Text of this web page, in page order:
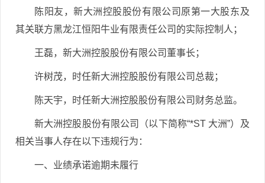
陈阳友，新大洲控股股份有限公司原第一大股东及
其关联方黑龙江恒阳牛业有限责任公司的实际控制人；
王磊，新大洲控股股份有限公司董事长；
许树茂，时任新大洲控股股份有限公司总裁；
陈天宇，时任新大洲控股股份有限公司财务总监。
新大洲控股股份有限公司（以下简称“*ST 大洲”）及
相关当事人存在以下违规行为：
一、业绩承诺逾期未履行